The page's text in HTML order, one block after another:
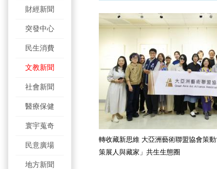
財經新聞
突發中心
民生消費
文教新聞
社會新聞
醫療保健
寰宇蒐奇
民意廣場
地方新聞
轉收藏新思維 大亞洲藝術聯盟協會策
策展人與藏家」共生生態圈